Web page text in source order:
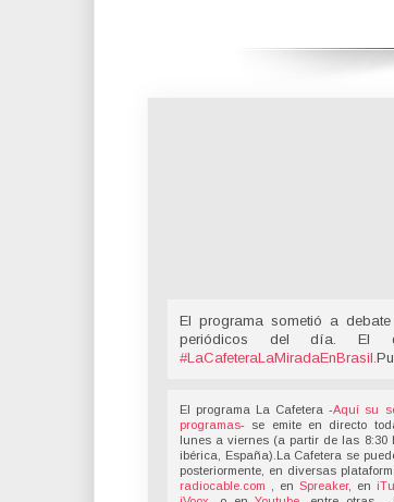
El programa sometió a
periódicos del día. El
#LaCafeteraLaMiradaEnBrasil.
El programa La Cafetera -Aquí su
programas- se emite en directo
lunes a viernes (a partir de las 8:30
ibérica, España).La Cafetera se
posteriormente, en diversas
radiocable.com
, en Spreaker, en